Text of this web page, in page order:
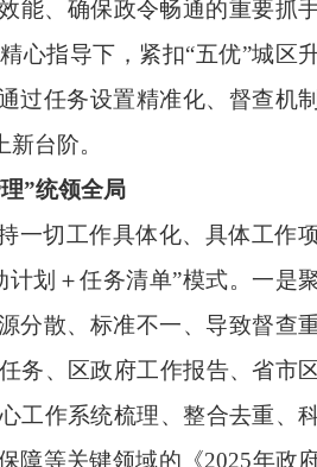
能、确保政令畅通的重要抓
心指导下，紧扣“五优”城区
过任务设置精准化、督查机制
台阶。
”统领全局
一切工作具体化、具体工作
划＋任务清单”模式。一是
分散、标准不一、导致督查
务、区政府工作报告、省市
工作系统梳理、整合去重、
障等关键领域的《2025年政